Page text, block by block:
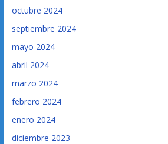
octubre 2024
septiembre 2024
mayo 2024
abril 2024
marzo 2024
febrero 2024
enero 2024
diciembre 2023